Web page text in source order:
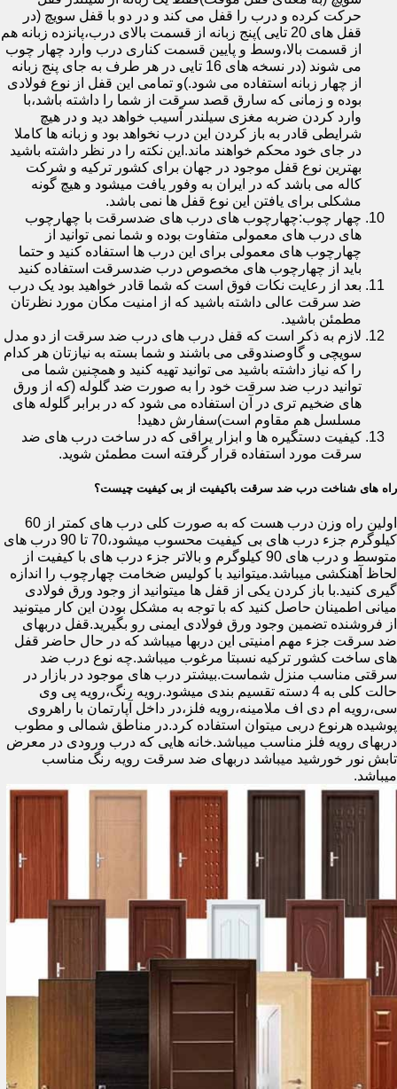
حرکت کرده و درب را قفل می کند و در دو با قفل سویچ (در
قفل های 20 تایی )پنج زبانه از قسمت بالای درب،پانزده زبانه هم
از قسمت بالا،وسط و پایین قسمت کناری درب وارد چهار چوب
می شوند (در نسخه های 16 تایی در هر طرف به جای پنج زبانه
از چهار زبانه استفاده می شود.)و تمامی این قفل از نوع فولادی
بوده و زمانی که سارق قصد سرقت از شما را داشته باشد،با
وارد کردن ضربه مغزی سیلندر آسیب خواهد دید و در هیچ
شرایطی قادر به باز کردن این درب نخواهد بود و زبانه ها کاملا
در جای خود محکم خواهند ماند.این نکته را در نظر داشته باشید
بهترین نوع قفل موجود در جهان برای کشور ترکیه و شرکت
کاله می باشد که در ایران به وفور یافت میشود و هیچ گونه
مشکلی برای یافتن این نوع قفل ها نمی باشد.
چهار چوب:چهارچوب های درب های ضدسرقت با چهارچوب
های درب های معمولی متفاوت بوده و شما نمی توانید از
چهارچوب های معمولی برای این درب ها استفاده کنید و حتما
باید از چهارچوب های مخصوص درب ضدسرقت استفاده کنید
بعد از رعایت نکات فوق است که شما قادر خواهید بود یک درب
ضد سرقت عالی داشته باشید که از امنیت مکان مورد نظرتان
مطمئن باشید.
لازم به ذکر است که قفل درب های درب ضد سرقت از دو مدل
سویچی و گاوصندوقی می باشند و شما بسته به نیازتان هر کدام
را که نیاز داشته باشید می توانید تهیه کنید و همچنین شما می
توانید درب ضد سرقت خود را به صورت ضد گلوله (که از ورق
های ضخیم تری در آن استفاده می شود که در برابر گلوله های
مسلسل هم مقاوم است)سفارش دهید!
کیفیت دستگیره ها و ابزار یراقی که در ساخت درب های ضد
سرقت مورد استفاده قرار گرفته است مطمئن شوید.
راه های شناخت درب ضد سرقت باکیفیت از بی کیفیت چیست؟
اولین راه وزن درب هست که به صورت کلی درب های کمتر از 60
کیلوگرم جزء درب های بی کیفیت محسوب میشود،70 تا 90 درب های
متوسط و درب های 90 کیلوگرم و بالاتر جزء درب های با کیفیت از
لحاظ آهنکشی میباشد.میتوانید با کولیس ضخامت چهارچوب را اندازه
گیری کنید.با باز کردن یکی از قفل ها میتوانید از وجود ورق فولادی
میانی اطمینان حاصل کنید که با توجه به مشکل بودن این کار میتونید
از فروشنده تضمین وجود ورق فولادی ایمنی رو بگیرید.قفل دربهای
ضد سرقت جزء مهم امنیتی این دربها میباشد که در حال حاضر قفل
های ساخت کشور ترکیه نسبتا مرغوب میباشد.چه نوع درب ضد
سرقتی مناسب منزل شماست.بیشتر درب های موجود در بازار در
حالت کلی به 4 دسته تقسیم بندی میشود.رویه رنگ،رویه پی وی
سی،رویه ام دی اف ملامینه،رویه فلز،در داخل آپارتمان با راهروی
پوشیده هرنوع دربی میتوان استفاده کرد.در مناطق شمالی و مطوب
دربهای رویه فلز مناسب میباشد.خانه هایی که درب ورودی در معرض
تابش نور خورشید میباشد دربهای ضد سرقت رویه رنگ مناسب
میباشد.